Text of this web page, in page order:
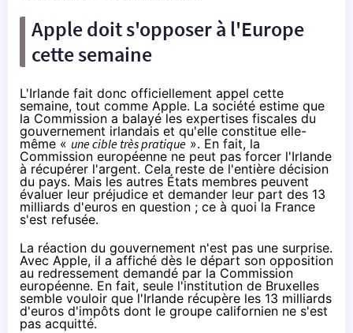
Apple doit s'opposer à l'Europe
cette semaine
L'Irlande fait donc officiellement appel cette
semaine, tout comme Apple. La société estime que
la Commission a balayé les expertises fiscales du
gouvernement irlandais et qu'elle constitue elle-
même « une cible très pratique ». En fait, la
Commission européenne ne peut pas forcer l'Irlande
à récupérer l'argent. Cela reste de l'entière décision
du pays. Mais les autres États membres peuvent
évaluer leur préjudice et demander leur part des 13
milliards d'euros en question ; ce à quoila France
s'est refusée.
La réaction du gouvernement n'est pas une surprise.
Avec Apple, il a affiché dès le départ son opposition
au redressement demandé par la Commission
européenne. En fait, seule l'institution de Bruxelles
semble vouloir que l'Irlande récupère les 13 milliards
d'euros d'impôts dont le groupe californien ne s'est
pas acquitté.